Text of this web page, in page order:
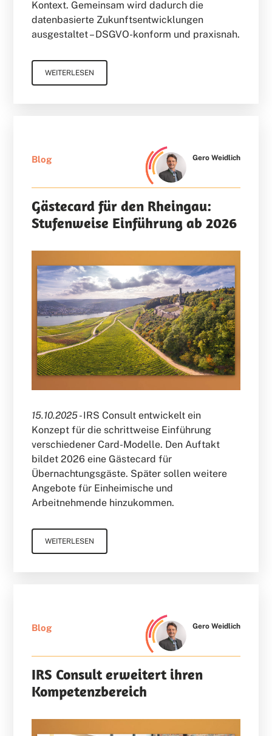
Kontext. Gemeinsam wird dadurch die
datenbasierte Zukunftsentwicklungen
ausgestaltet – DSGVO-konform und praxisnah.
WEITERLESEN
Blog Gero Weidlich
Gästecard für den Rheingau:
Stufenweise Einführung ab 2026
15.10.2025 -IRS Consult entwickelt ein
Konzept für die schrittweise Einführung
verschiedener Card-Modelle. Den Auftakt
bildet 2026 eine Gästecard für
Übernachtungsgäste. Später sollen weitere
Angebote für Einheimische und
Arbeitnehmende hinzukommen.
WEITERLESEN
Blog Gero Weidlich
IRS Consult erweitert ihren
Kompetenzbereich